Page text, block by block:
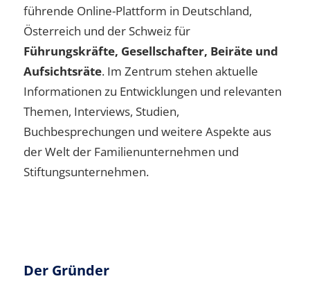
führende Online-Plattform in Deutschland,
Österreich und der Schweiz für
Führungskräfte, Gesellschafter, Beiräte und
Aufsichtsräte. Im Zentrum stehen aktuelle
Informationen zu Entwicklungen und relevanten
Themen, Interviews, Studien,
Buchbesprechungen und weitere Aspekte aus
der Welt der Familienunternehmen und
Stiftungsunternehmen.
Der Gründer